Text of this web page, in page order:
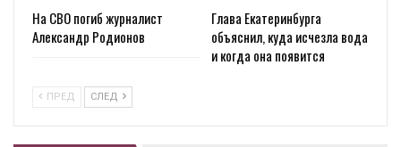
На СВО погиб журналист
Александр Родионов
Глава Екатеринбурга
объяснил, куда исчезла вода
и когда она появится
ПРЕД СЛЕД